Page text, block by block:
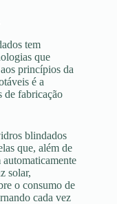
tem
que
princípios da
é a
de fabricação
blindados
que, além de
automaticamente
solar,
o consumo de
cada vez